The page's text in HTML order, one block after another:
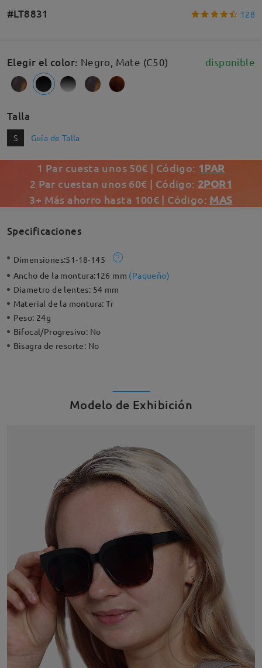
#LT8831 128
Elegir el color: Negro, Mate (C50) disponible
Talla
S Guía de Talla
1 Par cuesta unos 50€ | Código: 1PAR
2 Par cuestan unos 60€ | Código: 2POR1
3+ Más ahorro hasta 100€ | Código: MAS
Specificaciones
Dimensiones:51-18-145
Ancho de la montura:126 mm (Paqueño)
Diametro de lentes: 54 mm
Material de la montura:Tr
Peso: 24g
Bifocal/Progresivo: No
Bisagra de resorte: No
Modelo de Exhibición